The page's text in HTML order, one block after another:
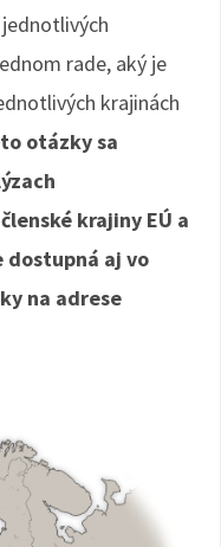
rade, aký je
krajinách
otázky sa
krajiny EÚ a
dostupná aj vo
na adrese